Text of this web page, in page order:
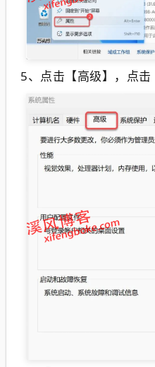
5、 点击【高级】，点击